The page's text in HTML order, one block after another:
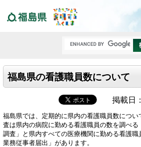
福島県の看護職員数について
掲載日
福島県では、定期的に県内の看護職員数につ
査は県内の病院に勤める看護職員の数を調べ
調査」と県内すべての医療機関に勤める看護
業務従事者届出」があります。